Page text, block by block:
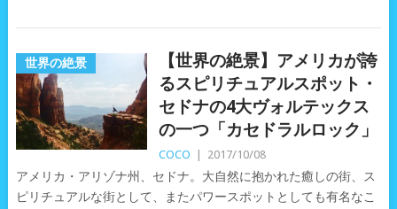
世界の絶景
【世界の絶景】アメリカが誇
るスピリチュアルスポット・
セドナの4大ヴォルテックス
の一つ「カセドラルロック」
COCO 2017/10/08
アメリカ・アリゾナ州、セドナ。大自然に抱かれた癒しの街、ス
ピリチュアルな街として、またパワースポットとしても有名なこ